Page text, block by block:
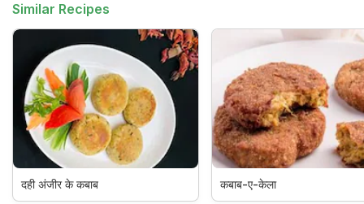
Similar Recipes
दही अंजीर के कबाब कबाब-ए-केला